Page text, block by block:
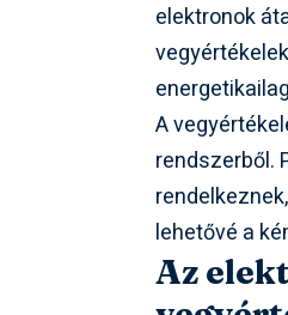
elektronok
A
rendszerből.
lehetővé a
Az